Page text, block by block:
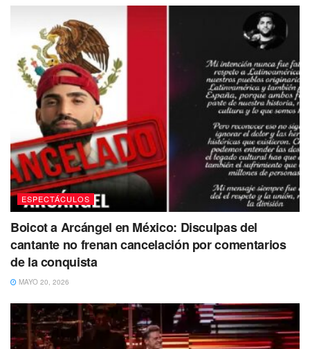
ESPECTÁCULOS
Boicot a Arcángel en México: Disculpas del
cantante no frenan cancelación por comentarios
de la conquista
MAYO 20, 2026